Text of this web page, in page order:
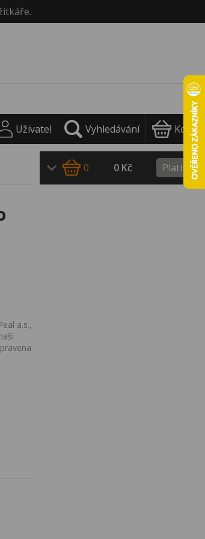
Uživatel Vyhledávání Košík
a.s.,
0 0 Kč Platit